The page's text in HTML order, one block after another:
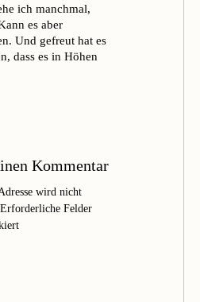
ich manchmal,
es aber
Und gefreut hat es
dass es in Höhen
Kommentar
wird nicht
Erforderliche Felder